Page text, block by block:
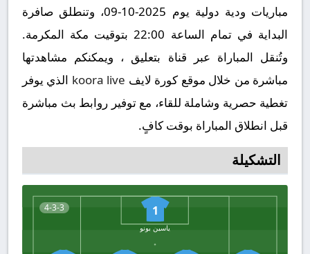
مباريات ودية دولية يوم 2025-10-09، وتنطلق صافرة
البداية في تمام الساعة 22:00 بتوقيت مكة المكرمة.
وتُنقل المباراة عبر قناة بتعليق ، ويمكنكم مشاهدتها
مباشرة من خلال موقع كورة لايف koora live الذي يوفر
تغطية حصرية وشاملة للقاء، مع توفير روابط بث مباشرة
قبل انطلاق المباراة بوقت كافٍ.
التشكيلة
4-3-3 1
ياسين بونو